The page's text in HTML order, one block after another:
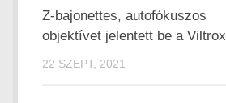
Z-bajonettes, autofókuszos
objektívet jelentett be a Viltrox
22 SZEPT, 2021